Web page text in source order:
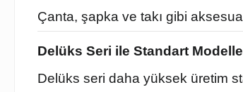
Çanta, şapka ve takı gibi
Delüks Seri ile Standart
Delüks seri daha yüksek üretim